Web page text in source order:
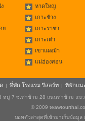
หาดใหญ่
เกาะช้าง
ย เกาะราชา
เกาะเต่า
เขาแผงม้า
แม่ฮ่องสอน
| ที่พัก โรงแรม รีสอร์ท | ที่พักแน
หมู่ 7 ซ.ท่าข้าม 28 ถนนท่าข้าม แขว
© 2009
บอทตัวล่าสุดที่เข้ามาเก็บข้อมูล